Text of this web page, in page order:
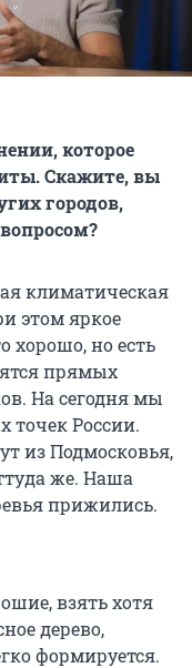
которое
Скажите, вы
городов,
климатическая
этом яркое
хорошо, но есть
прямых
На сегодня мы
точек России.
из Подмосковья,
же. Наша
прижились.
взять хотя
дерево,
формируется.